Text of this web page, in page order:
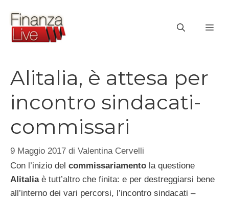
contenuto
Alitalia, è attesa per
incontro sindacati-
commissari
9 Maggio 2017 di Valentina Cervelli
Con l’inizio del commissariamento la questione
Alitaliaè tutt’altro che finita: e per destreggiarsi bene
all’interno dei vari percorsi, l’incontro sindacati –